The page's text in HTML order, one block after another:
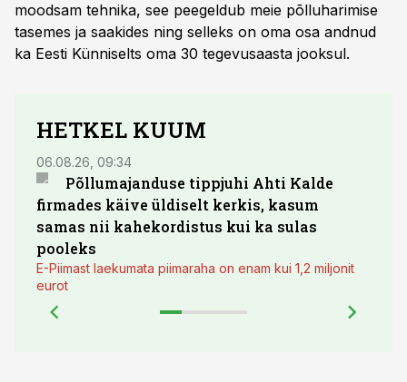
moodsam tehnika, see peegeldub meie põlluharimise
tasemes ja saakides ning selleks on oma osa andnud
ka Eesti Künniselts oma 30 tegevusaasta jooksul.
HETKEL KUUM
06.08.26, 09:34
Põllumajanduse tippjuhi Ahti Kalde
firmades käive üldiselt kerkis, kasum
samas nii kahekordistus kui ka sulas
pooleks
E-Piimast laekumata piimaraha on enam kui 1,2 miljonit
eurot